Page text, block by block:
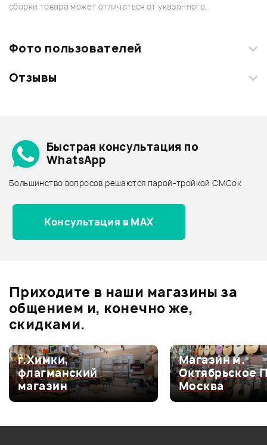
сборки товара может отличаться от указанного.
Фото пользователей
Загрузите свои фотографии купленного товара и получите
Отзывы
0.0
Оценка5
0
Оценка4
0
Оценка3
0
Архив товаров - дешевле
Архив товаров - дороже
Все товары HAL LEONARD
Архив товаров - новинки
Быстрая консультация по
WhatsApp
Большинство вопросов решаются парой-тройкой СМСок
Консультация в MAX
Приходите в наши магазины за
общением и, конечно же,
скидками.
г.Химки,
флагманский
магазин
Магазин м.
Октябрьское
Москва